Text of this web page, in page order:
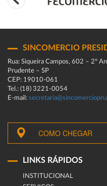
SINCOMERCIO
Rua: Siqueira Campos, 602 – 2º
Prudente – SP
CEP: 19010-061
Tel.: (18) 3221-0054
E-mail:
COMO CHEGAR
LINKS RÁPIDOS
INSTITUCIONAL